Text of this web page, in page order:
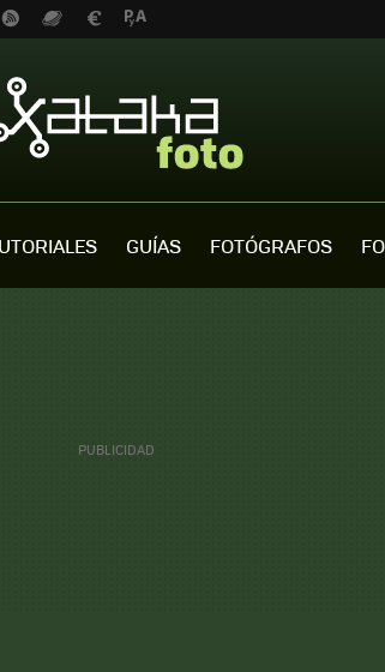
GUÍAS FOTÓGRAFOS